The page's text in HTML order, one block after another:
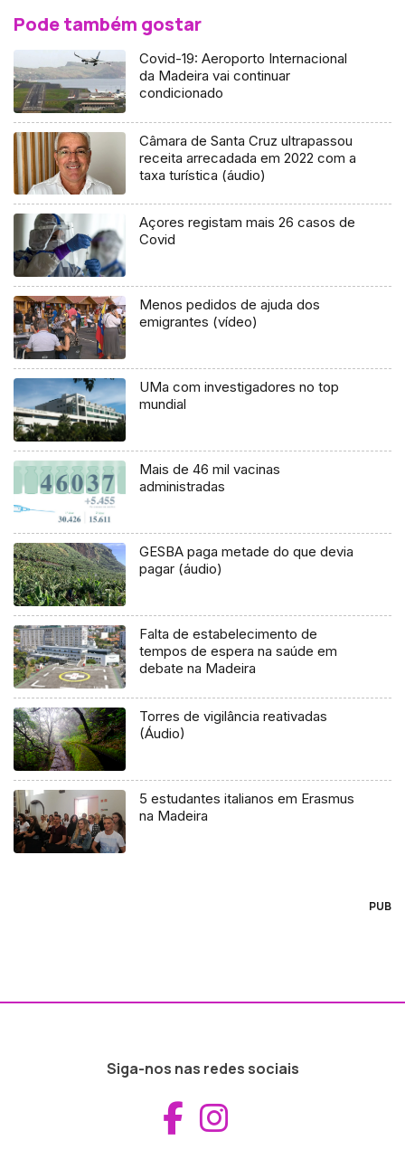
Pode também gostar
Covid-19: Aeroporto Internacional
da Madeira vai continuar
condicionado
Câmara de Santa Cruz ultrapassou
receita arrecadada em 2022 com a
taxa turística (áudio)
Açores registam mais 26 casos de
Covid
Menos pedidos de ajuda dos
emigrantes (vídeo)
UMa com investigadores no top
mundial
Mais de 46 mil vacinas
administradas
GESBA paga metade do que devia
pagar (áudio)
Falta de estabelecimento de
tempos de espera na saúde em
debate na Madeira
Torres de vigilância reativadas
(Áudio)
5 estudantes italianos em Erasmus
na Madeira
PUB
Siga-nos nas redes sociais
Aceder ao